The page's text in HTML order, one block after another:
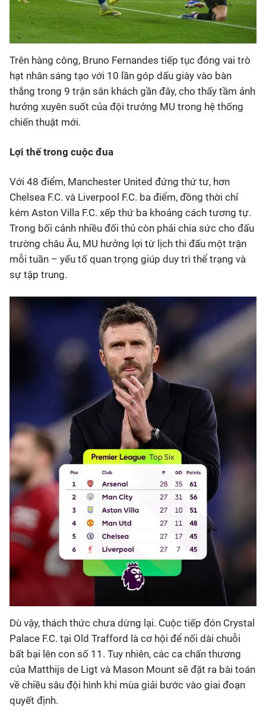
Trên hàng công, Bruno Fernandes tiếp tục đóng vai trò
hạt nhân sáng tạo với 10 lần góp dấu giày vào bàn
thắng trong 9 trận sân khách gần đây, cho thấy tầm ảnh
hưởng xuyên suốt của đội trưởng MU trong hệ thống
chiến thuật mới.
Lợi thế trong cuộc đua
Với 48 điểm, Manchester United đứng thứ tư, hơn
Chelsea F.C. và Liverpool F.C. ba điểm, đồng thời chỉ
kém Aston Villa F.C. xếp thứ ba khoảng cách tương tự.
Trong bối cảnh nhiều đối thủ còn phải chia sức cho đấu
trường châu Âu, MU hưởng lợi từ lịch thi đấu một trận
mỗi tuần – yếu tố quan trọng giúp duy trì thể trạng và
sự tập trung.
Dù vậy, thách thức chưa dừng lại. Cuộc tiếp đón Crystal
Palace F.C. tại Old Trafford là cơ hội để nối dài chuỗi
bất bại lên con số 11. Tuy nhiên, các ca chấn thương
của Matthijs de Ligt và Mason Mount sẽ đặt ra bài toán
về chiều sâu đội hình khi mùa giải bước vào giai đoạn
quyết định.